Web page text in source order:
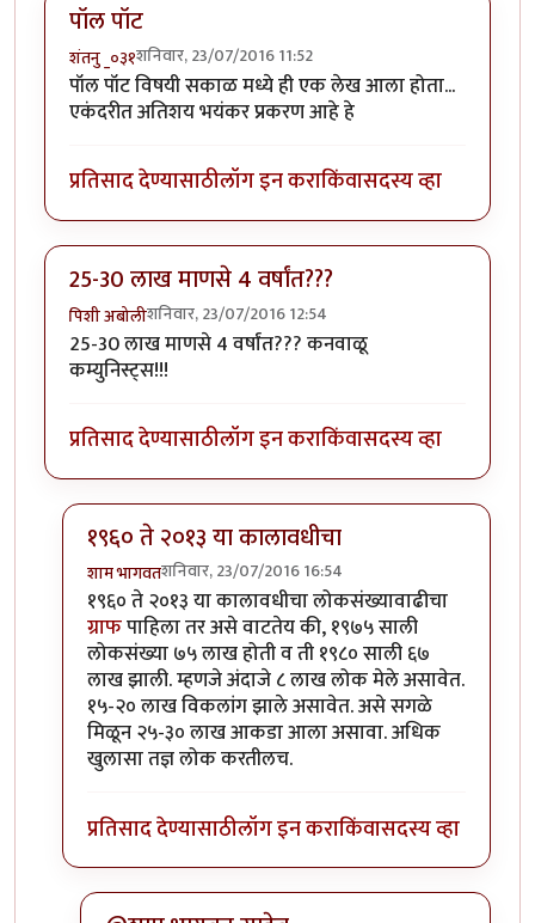
पॉल पॉट
शंतनु _०३१शनिवार, 23/07/2016 11:52
पॉल पॉट विषयी सकाळ मध्ये ही एक लेख आला होता...
एकंदरीत अतिशय भयंकर प्रकरण आहे हे
प्रतिसाद देण्यासाठीलॉग इन कराकिंवासदस्य व्हा
25-30 लाख माणसे 4 वर्षांत???
पिशी अबोलीशनिवार, 23/07/2016 12:54
25-30 लाख माणसे 4 वर्षांत??? कनवाळू
कम्युनिस्ट्स!!!
प्रतिसाद देण्यासाठीलॉग इन कराकिंवासदस्य व्हा
१९६० ते २०१३ या कालावधीचा
शाम भागवतशनिवार, 23/07/2016 16:54
In reply to25-30 लाख माणसे 4 वर्षांत???byपिशी अबोली
१९६० ते २०१३ या कालावधीचा लोकसंख्यावाढीचा
ग्राफपाहिला तर असे वाटतेय की, १९७५ साली
लोकसंख्या ७५ लाख होती व ती १९८० साली ६७
लाख झाली. म्हणजे अंदाजे ८ लाख लोक मेले असावेत.
१५-२० लाख विकलांग झाले असावेत. असे सगळे
मिळून २५-३० लाख आकडा आला असावा. अधिक
खुलासा तज्ञ लोक करतीलच.
प्रतिसाद देण्यासाठीलॉग इन कराकिंवासदस्य व्हा